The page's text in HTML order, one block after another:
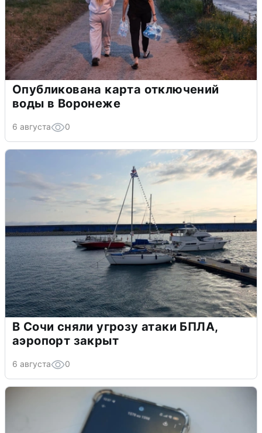
Опубликована карта отключений
воды в Воронеже
6 августа 0
В Сочи сняли угрозу атаки БПЛА,
аэропорт закрыт
6 августа 0